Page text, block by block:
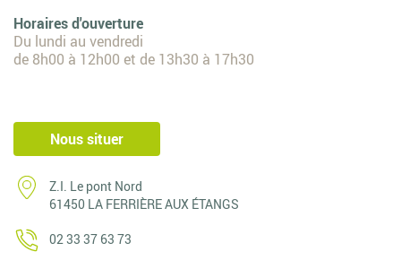
Horaires d'ouverture
Du lundi au vendredi
de 8h00 à 12h00 et de 13h30 à 17h30
Nous situer
Z.I. Le pont Nord
61450 LA FERRIÈRE AUX ÉTANGS
02 33 37 63 73